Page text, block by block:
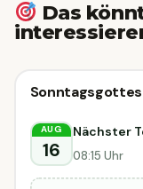
Das
Sonstiges
Unterloiben
Sonstiges
AUG
16
Nächster
08:15 Uhr